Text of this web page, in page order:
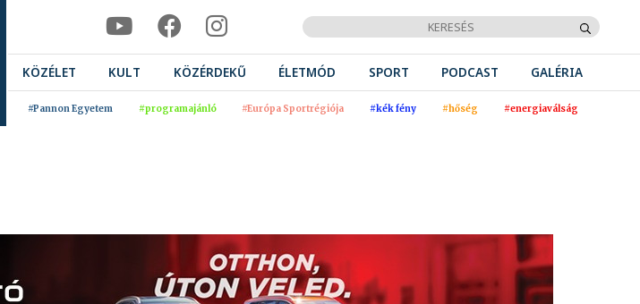
KÖZÉLET KULT KÖZÉRDEKŰ ÉLETMÓD SPORT PODCAST GALÉRIA
#Pannon Egyetem #programajánló #Európa Sportrégiója #kék fény #hőség #energiaválság